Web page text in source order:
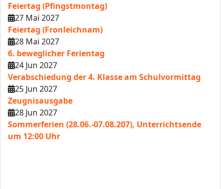
Feiertag (Pfingstmontag)
27 Mai 2027
Feiertag (Fronleichnam)
28 Mai 2027
6. beweglicher Ferientag
24 Jun 2027
Verabschiedung der 4. Klasse am Schulvormittag
25 Jun 2027
Zeugnisausgabe
28 Jun 2027
Sommerferien (28.06.-07.08.207), Unterrichtsende
um 12:00 Uhr